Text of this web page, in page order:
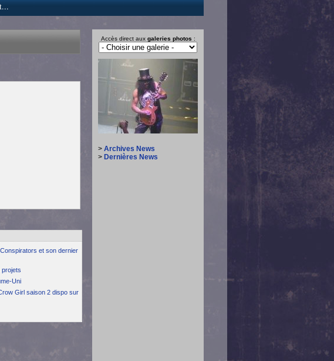
et son dernier
projets
Uni
Girl saison 2 dispo sur
Accès direct aux galeries photos :
> Archives News
> Dernières News